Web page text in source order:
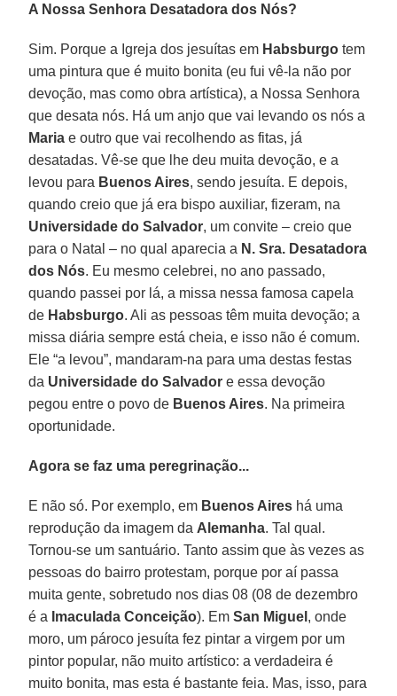
A Nossa Senhora Desatadora dos Nós?
Sim. Porque a Igreja dos jesuítas em Habsburgo tem
uma pintura que é muito bonita (eu fui vê-la não por
devoção, mas como obra artística), a Nossa Senhora
que desata nós. Há um anjo que vai levando os nós a
Maria e outro que vai recolhendo as fitas, já
desatadas. Vê-se que lhe deu muita devoção, e a
levou para Buenos Aires, sendo jesuíta. E depois,
quando creio que já era bispo auxiliar, fizeram, na
Universidade do Salvador, um convite – creio que
para o Natal – no qual aparecia a N. Sra. Desatadora
dos Nós. Eu mesmo celebrei, no ano passado,
quando passei por lá, a missa nessa famosa capela
de Habsburgo. Ali as pessoas têm muita devoção; a
missa diária sempre está cheia, e isso não é comum.
Ele “a levou”, mandaram-na para uma destas festas
da Universidade do Salvador e essa devoção
pegou entre o povo de Buenos Aires. Na primeira
oportunidade.
Agora se faz uma peregrinação...
E não só. Por exemplo, em Buenos Aires há uma
reprodução da imagem da Alemanha. Tal qual.
Tornou-se um santuário. Tanto assim que às vezes as
pessoas do bairro protestam, porque por aí passa
muita gente, sobretudo nos dias 08 (08 de dezembro
é a Imaculada Conceição). EmSan Miguel , onde
moro, um pároco jesuíta fez pintar a virgem por um
pintor popular, não muito artístico: a verdadeira é
muito bonita, mas esta é bastante feia. Mas, isso, para